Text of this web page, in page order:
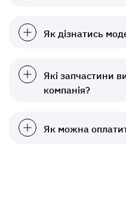
Як дізнатись
Які запчастини
компанія?
Як можна